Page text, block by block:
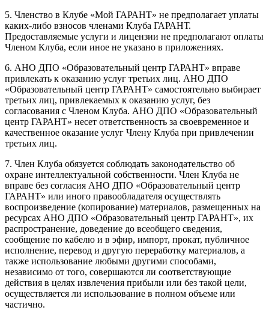
5. Членство в Клубе «Мой ГАРАНТ» не предполагает уплаты
каких-либо взносов членами Клуба ГАРАНТ.
Предоставляемые услуги и лицензии не предполагают оплаты
Членом Клуба, если иное не указано в приложениях.
6. АНО ДПО «Образовательный центр ГАРАНТ» вправе
привлекать к оказанию услуг третьих лиц. АНО ДПО
«Образовательный центр ГАРАНТ» самостоятельно выбирает
третьих лиц, привлекаемых к оказанию услуг, без
согласования с Членом Клуба. АНО ДПО «Образовательный
центр ГАРАНТ» несет ответственность за своевременное и
качественное оказание услуг Члену Клуба при привлечении
третьих лиц.
7. Член Клуба обязуется соблюдать законодательство об
охране интеллектуальной собственности. Член Клуба не
вправе без согласия АНО ДПО «Образовательный центр
ГАРАНТ» или иного правообладателя осуществлять
воспроизведение (копирование) материалов, размещенных на
ресурсах АНО ДПО «Образовательный центр ГАРАНТ», их
распространение, доведение до всеобщего сведения,
сообщение по кабелю и в эфир, импорт, прокат, публичное
исполнение, перевод и другую переработку материалов, а
также использование любыми другими способами,
независимо от того, совершаются ли соответствующие
действия в целях извлечения прибыли или без такой цели,
осуществляется ли использование в полном объеме или
частично.